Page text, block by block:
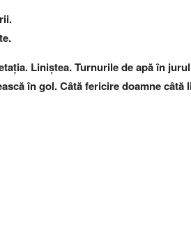
Liniștea. Turnurile de apă în
în gol. Câtă fericire doamne câtă